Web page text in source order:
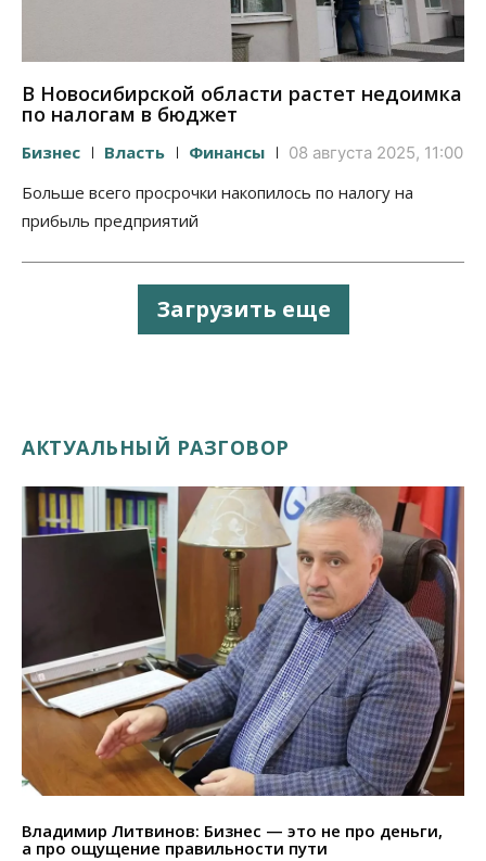
В Новосибирской области растет недоимка
по налогам в бюджет
Бизнес Власть Финансы 08 августа 2025, 11:00
Больше всего просрочки накопилось по налогу на
прибыль предприятий
Загрузить еще
АКТУАЛЬНЫЙ РАЗГОВОР
Владимир Литвинов: Бизнес — это не про деньги,
а про ощущение правильности пути